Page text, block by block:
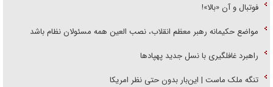
فوتبال و آن «بالا»!
مواضع حکیمانه رهبر معظم انقلاب، نصب العین همه مسئولان نظام باشد
راهبرد غافلگیری با نسل جدید پهپاد‌ها
تنگه ملک ماست | این‌بار بدون حتی نظر امریکا